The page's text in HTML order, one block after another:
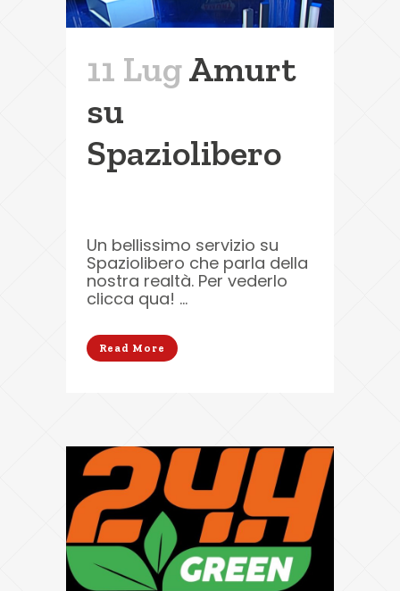
11 LugAmurt
su
Spaziolibero
Un bellissimo servizio su
Spaziolibero che parla della
nostra realtà. Per vederlo
clicca qua! ...
Read More